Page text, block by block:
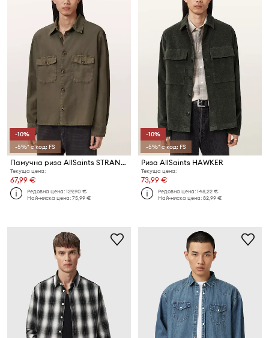
-10%
-5%* с код: FS
Памучна риза AllSaints STRAND
Текуща цена:
67,99 €
Редовна цена:129,90 €
Най-ниска цена:75,99 €
-10%
-5%* с код: FS
Риза AllSaints HAWKER
Текуща цена:
73,99 €
Редовна цена:148,22 €
Най-ниска цена:82,99 €